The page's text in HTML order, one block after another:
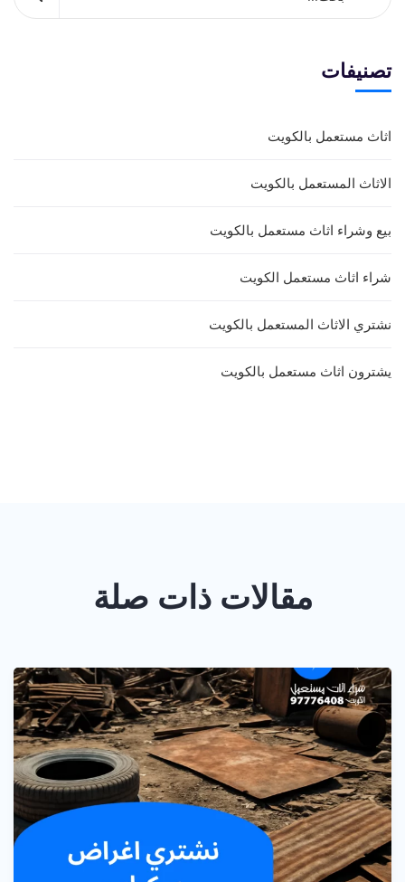
تصنيفات
اثاث مستعمل بالكويت
الاثاث المستعمل بالكويت
بيع وشراء اثاث مستعمل بالكويت
شراء اثاث مستعمل الكويت
نشتري الاثاث المستعمل بالكويت
يشترون اثاث مستعمل بالكويت
مقالات ذات صلة